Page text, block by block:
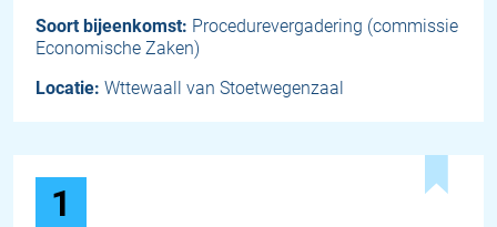
Soort bijeenkomst: Procedurevergadering (commissie
Economische Zaken)
Locatie: Wttewaall van Stoetwegenzaal
1